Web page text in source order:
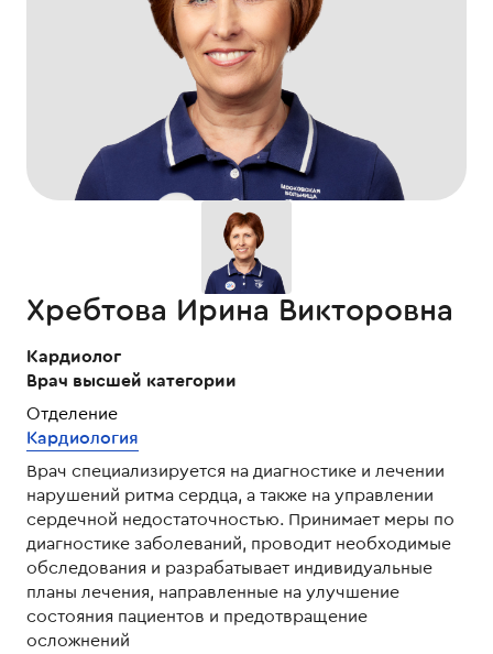
Хребтова Ирина Викторовна
Кардиолог
Врач высшей категории
Отделение
Кардиология
Врач специализируется на диагностике и лечении
нарушений ритма сердца, а также на управлении
сердечной недостаточностью. Принимает меры по
диагностике заболеваний, проводит необходимые
обследования и разрабатывает индивидуальные
планы лечения, направленные на улучшение
состояния пациентов и предотвращение
осложнений